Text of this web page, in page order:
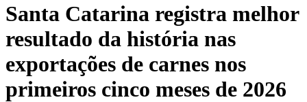
Santa Catarina registra melhor
resultado da história nas
exportações de carnes nos
primeiros cinco meses de 2026